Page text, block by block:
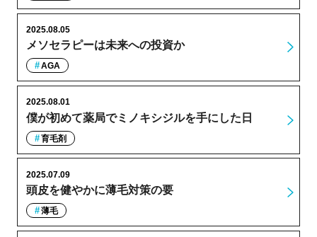
メソセラピーは未来への投資か
2025.08.05
AGA
僕が初めて薬局でミノキシジルを手にした日
2025.08.01
育毛剤
頭皮を健やかに薄毛対策の要
2025.07.09
薄毛